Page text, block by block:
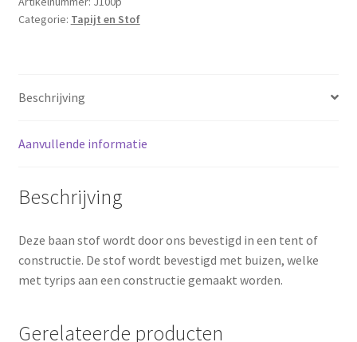
Categorie: Tapijt en Stof
Beschrijving
Aanvullende informatie
Beschrijving
Deze baan stof wordt door ons bevestigd in een tent of
constructie. De stof wordt bevestigd met buizen, welke
met tyrips aan een constructie gemaakt worden.
Gerelateerde producten